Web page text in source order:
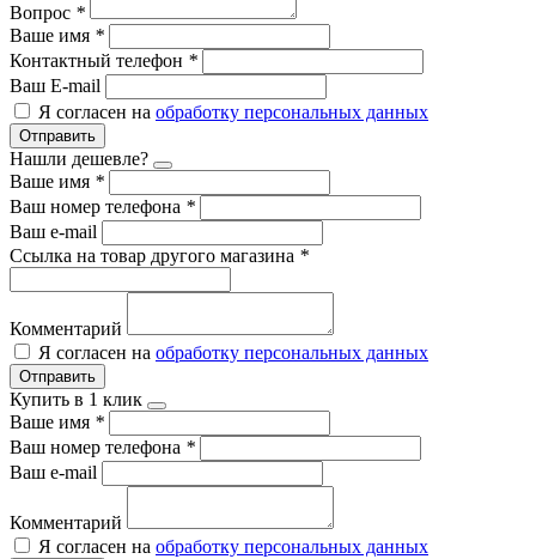
Вопрос *
Ваше имя *
Контактный телефон *
Ваш E-mail
Я согласен на обработку персональных данных
Отправить
Нашли дешевле?
Ваше имя *
Ваш номер телефона *
Ваш e-mail
Ссылка на товар другого магазина *
Комментарий
Я согласен на обработку персональных данных
Отправить
Купить в 1 клик
Ваше имя *
Ваш номер телефона *
Ваш e-mail
Комментарий
Я согласен на обработку персональных данных